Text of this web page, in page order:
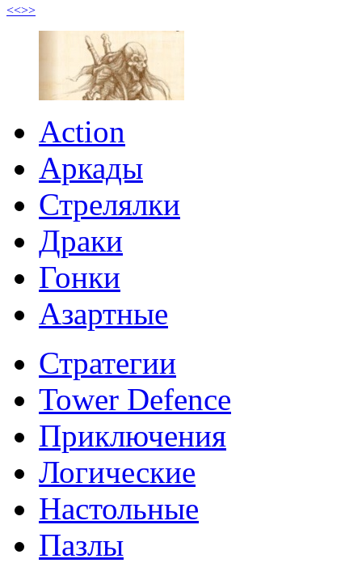
<<>>
Action
Аркады
Стрелялки
Драки
Гонки
Азартные
Стратегии
Tower Defence
Приключения
Логические
Настольные
Пазлы